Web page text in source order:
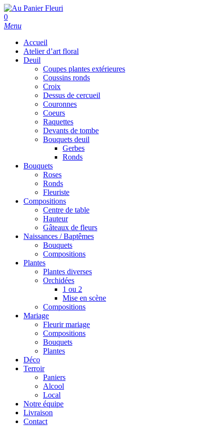
Skip
to
main
search
0
Menu
Accueil
Atelier d’art floral
Deuil
Coupes plantes extérieures
Coussins ronds
Croix
Dessus de cercueil
Couronnes
Coeurs
Raquettes
Devants de tombe
Bouquets deuil
Gerbes
Ronds
Bouquets
Roses
Ronds
Fleuriste
Compositions
Centre de table
Hauteur
Gâteaux de fleurs
Naissances / Baptêmes
Bouquets
Compositions
Plantes
Plantes diverses
Orchidées
1 ou 2
Mise en scène
Compositions
Mariage
Fleurir mariage
Compositions
Bouquets
Plantes
Déco
Terroir
Paniers
Alcool
Local
Notre équipe
Livraison
Contact